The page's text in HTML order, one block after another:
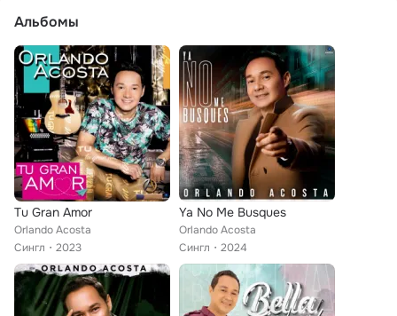
Альбомы
Tu Gran Amor
Orlando Acosta
Сингл
2023
Ya No Me Busques
Orlando Acosta
Сингл
2024